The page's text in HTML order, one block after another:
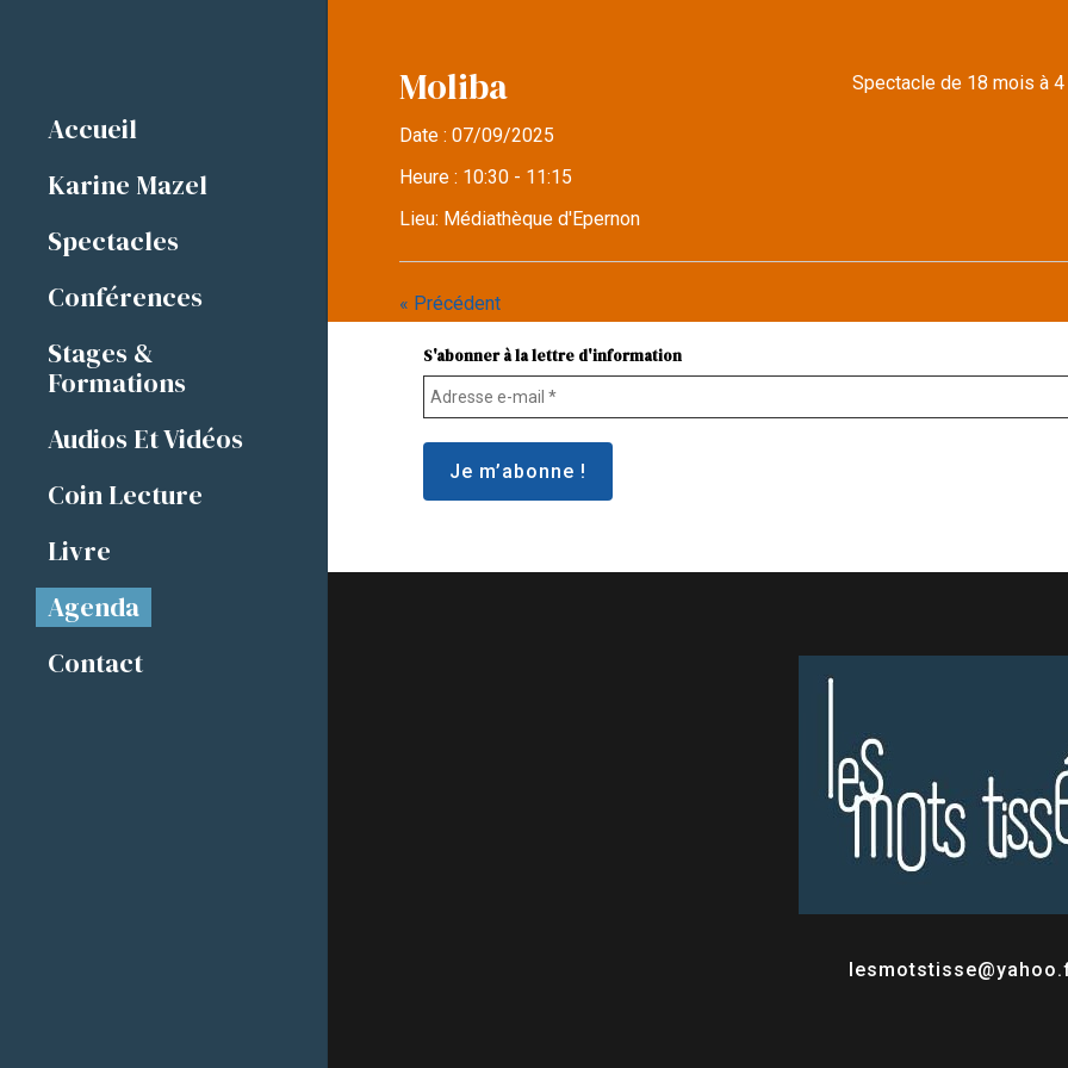
Accueil
Karine Mazel
Spectacles
Conférences
Stages &
Formations
Audios Et Vidéos
Coin Lecture
Livre
Agenda
Contact
Moliba
Date :07/09/2025
Heure : 10:30 - 11:15
Lieu: Médiathèque d'Epernon
Spectacle de 18 mois à 4
« Précédent
S'abonner à la lettre d'information